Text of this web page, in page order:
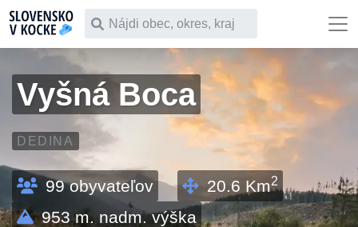
Čo chceš vyhľadať
Vyšná Boca
DEDINA
99obyvateľov 20.6 Km2
953m. nadm. výška